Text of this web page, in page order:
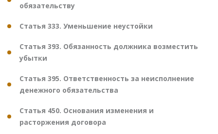
обязательству
Статья 333. Уменьшение неустойки
Статья 393. Обязанность должника возместить
убытки
Статья 395. Ответственность за неисполнение
денежного обязательства
Статья 450. Основания изменения и
расторжения договора